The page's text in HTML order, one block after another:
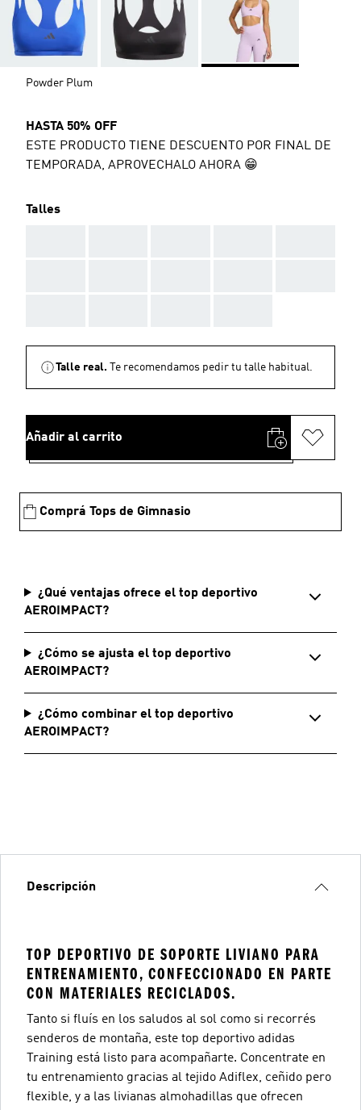
Powder Plum
HASTA 50% OFF
ESTE PRODUCTO TIENE DESCUENTO POR FINAL DE
TEMPORADA, APROVECHALO AHORA 😁
Talles
Talle real. Te recomendamos pedir tu talle habitual.
Añadir al carrito
Comprá Tops de Gimnasio
¿Qué ventajas ofrece el top deportivo
AEROIMPACT?
¿Cómo se ajusta el top deportivo
AEROIMPACT?
¿Cómo combinar el top deportivo
AEROIMPACT?
Descripción
TOP DEPORTIVO DE SOPORTE LIVIANO PARA
ENTRENAMIENTO, CONFECCIONADO EN PARTE
CON MATERIALES RECICLADOS.
Tanto si fluís en los saludos al sol como si recorrés
senderos de montaña, este top deportivo adidas
Training está listo para acompañarte. Concentrate en
tu entrenamiento gracias al tejido Adiflex, ceñido pero
flexible, y a las livianas almohadillas que ofrecen